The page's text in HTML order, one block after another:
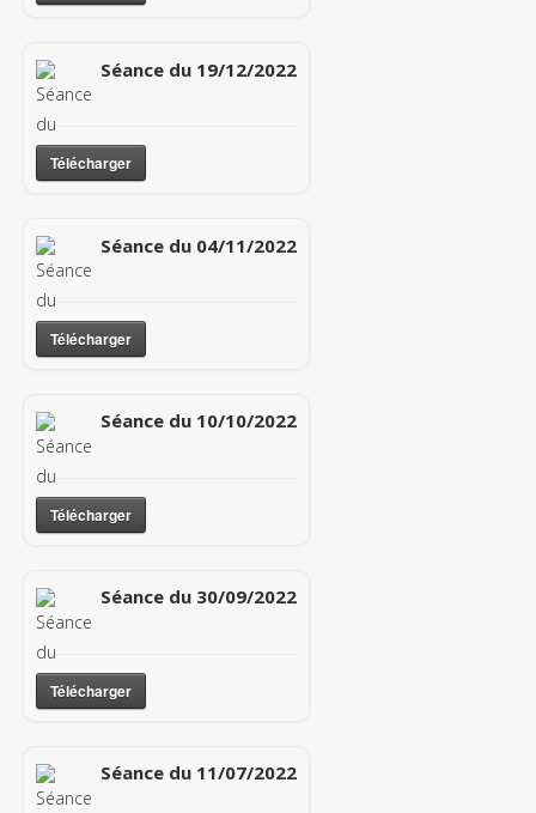
Séance du 19/12/2022
Télécharger
Séance du 04/11/2022
Télécharger
Séance du 10/10/2022
Télécharger
Séance du 30/09/2022
Télécharger
Séance du 11/07/2022